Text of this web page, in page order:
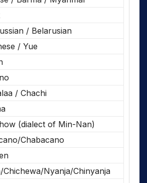
/ Belarusian
/ Yue
/ Chachi
(dialect of Min-Nan)
Chabacano
Chichewa/Nyanja/Chinyanja